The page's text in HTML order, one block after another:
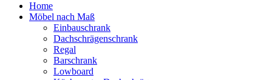
Home
Möbel nach Maß
Einbauschrank
Dachschrägenschrank
Regal
Barschrank
Lowboard